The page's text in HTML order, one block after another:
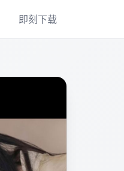
即刻下载